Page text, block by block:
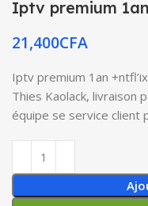
Iptv premium
21,400CFA
Iptv premium 1an
Thies Kaolack, livraison
équipe se service client